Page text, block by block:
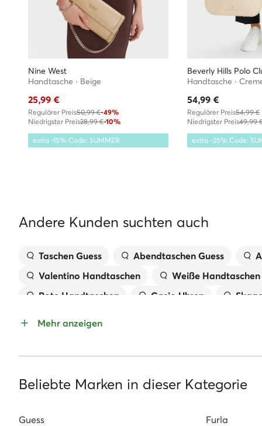
Nine West
Handtasche · Beige
25,99 €
Regulärer Preis50,99 €-49%
Niedrigster Preis28,99 €-10%
extra -15% Code: SUMMER
Beverly Hills Polo
Handtasche ·
54,99 €
Regulärer Preis54,99 €
Niedrigster Preis49,99
extra -25% Code:
Andere Kunden suchten auch
Taschen Guess Abendtaschen Guess
Valentino Handtaschen
Weiße Handtaschen
Rote Handtaschen
Casio Uhren
Grüne Handtaschen
Mehr anzeigen
Beliebte Marken in dieser Kategorie
Guess Furla